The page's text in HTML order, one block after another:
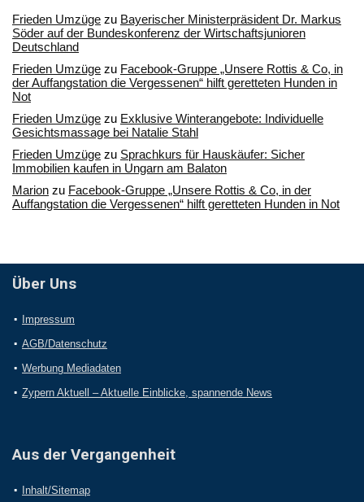
Frieden Umzüge zu Bayerischer Ministerpräsident Dr. Markus
Söder auf der Bundeskonferenz der Wirtschaftsjunioren
Deutschland
Frieden Umzüge zu Facebook-Gruppe „Unsere Rottis & Co, in
der Auffangstation die Vergessenen“ hilft geretteten Hunden in
Not
Frieden Umzüge zu Exklusive Winterangebote: Individuelle
Gesichtsmassage bei Natalie Stahl
Frieden Umzüge zu Sprachkurs für Hauskäufer: Sicher
Immobilien kaufen in Ungarn am Balaton
Marion zu Facebook-Gruppe „Unsere Rottis & Co, in der
Auffangstation die Vergessenen“ hilft geretteten Hunden in Not
Über Uns
Impressum
AGB/Datenschutz
Werbung Mediadaten
Zypern Aktuell – Aktuelle Einblicke, spannende News
Aus der Vergangenheit
Inhalt/Sitemap